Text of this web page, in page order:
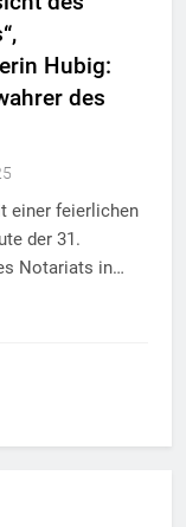
Hubig:
des
einer feierlichen
der 31.
Notariats in…